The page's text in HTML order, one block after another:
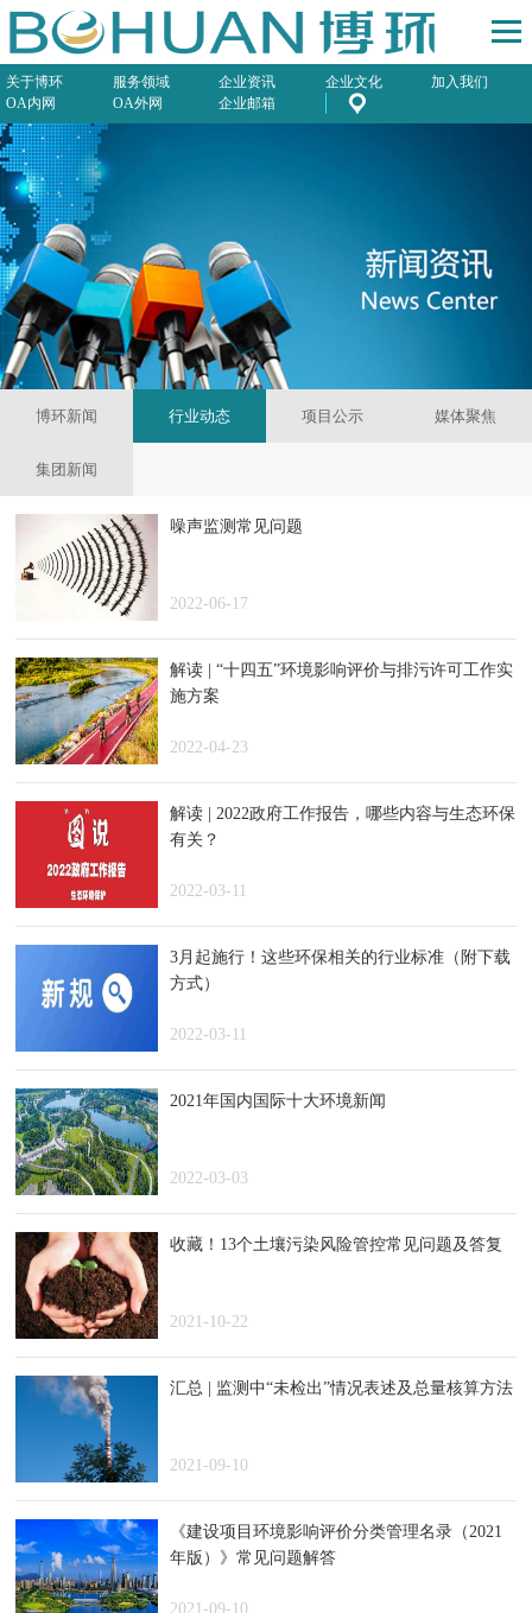
关于博环 服务领域 企业资讯 企业文化
加入我们
OA内网
OA外网 企业邮箱
博环新闻 行业动态 项目公示 媒体聚焦
集团新闻
噪声监测常见问题
2022-06-17
解读 | “十四五”环境影响评价与排污许可工作实
施方案
2022-04-23
解读 | 2022政府工作报告，哪些内容与生态环保
有关？
2022-03-11
3月起施行！这些环保相关的行业标准（附下载
方式）
2022-03-11
2021年国内国际十大环境新闻
2022-03-03
收藏！13个土壤污染风险管控常见问题及答复
2021-10-22
汇总 | 监测中“未检出”情况表述及总量核算方法
2021-09-10
《建设项目环境影响评价分类管理名录（2021
年版）》常见问题解答
2021-09-10